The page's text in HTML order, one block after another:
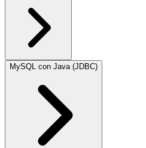
MySQL con Java (JDBC)